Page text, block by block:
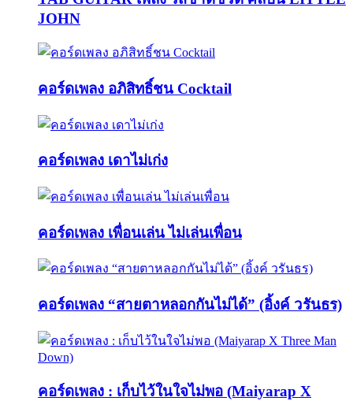
JOHN
คอร์ดเพลง อภิสิทธิ์ชน Cocktail
คอร์ดเพลง เดาไม่เก่ง
คอร์ดเพลง เพื่อนเล่น ไม่เล่นเพื่อน
คอร์ดเพลง “สายตาหลอกกันไม่ได้” (อิ้งค์ วรันธร)
คอร์ดเพลง : เก็บไว้ในใจไม่พอ (Maiyarap X